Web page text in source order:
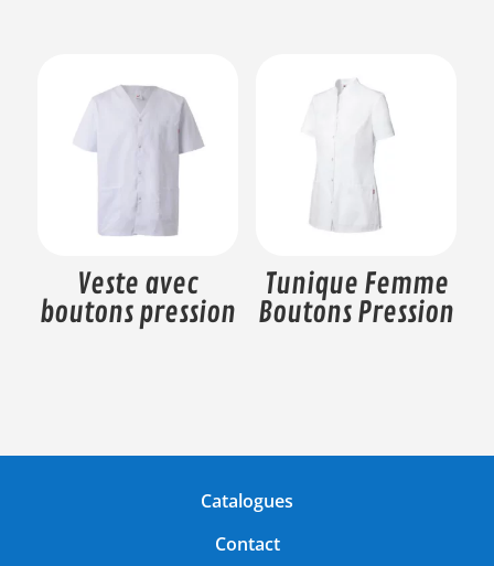
Veste avec
boutons pression
Tunique Femme
Boutons Pression
Catalogues
Contact